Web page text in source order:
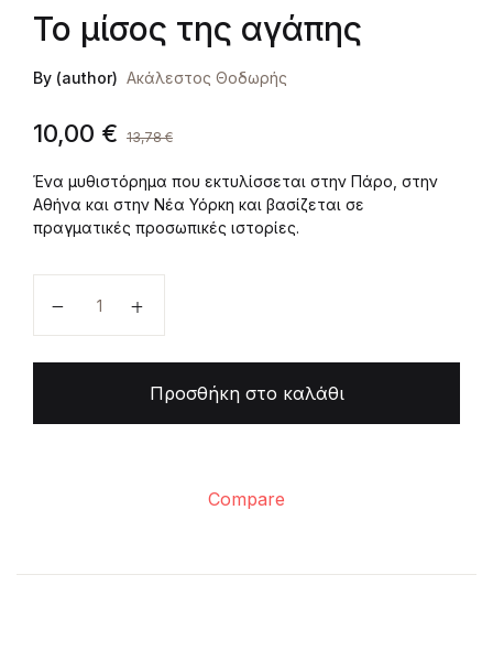
Το μίσος της αγάπης
By (author) Ακάλεστος Θοδωρής
10,00 € 13,78€
Ένα μυθιστόρημα που εκτυλίσσεται στην Πάρο, στην
Αθήνα και στην Νέα Υόρκη και βασίζεται σε
πραγματικές προσωπικές ιστορίες.
Προσθήκη στο καλάθι
Compare